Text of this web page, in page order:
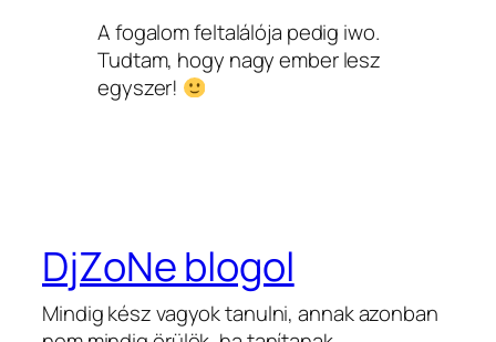
A fogalom feltalálója pedig iwo.
Tudtam, hogy nagy ember lesz
egyszer!
DjZoNe blogol
Mindig kész vagyok tanulni, annak azonban